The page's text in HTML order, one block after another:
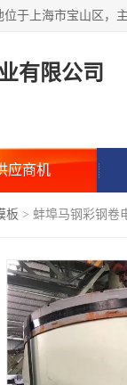
有限公司
应商机
板 > 蚌埠马钢彩钢卷